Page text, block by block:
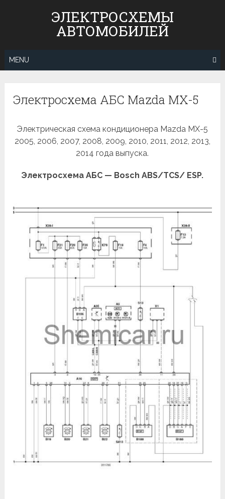
ЭЛЕКТРОСХЕМЫ
АВТОМОБИЛЕЙ
MENU
Электросхема АБС Mazda MX-5
Электрическая схема кондиционера Mazda MX-5
2005, 2006, 2007, 2008, 2009, 2010, 2011, 2012, 2013,
2014 года выпуска.
Электросхема АБС — Bosch ABS/TCS/ ESP.